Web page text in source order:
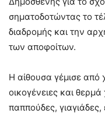
σηματοδοτώντας το
διαδρομής και την
των αποφοίτων.
Η αίθουσα γέμισε από
οικογένειες και
παππούδες, γιαγιάδες,